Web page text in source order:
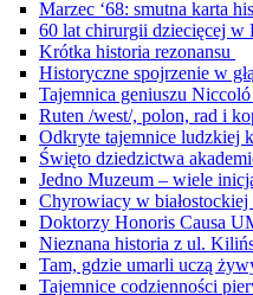
Marzec ‘68: smutna karta
60 lat chirurgii dziecięcej w
Krótka historia rezonansu
Historyczne spojrzenie w
Tajemnica geniuszu
Ruten /west/, polon, rad i
Odkryte tajemnice ludzkiej
Święto dziedzictwa
Jedno Muzeum – wiele
Chyrowiacy w białostockiej
Doktorzy Honoris Causa
Nieznana historia z ul.
Tam, gdzie umarli uczą
Tajemnice codzienności